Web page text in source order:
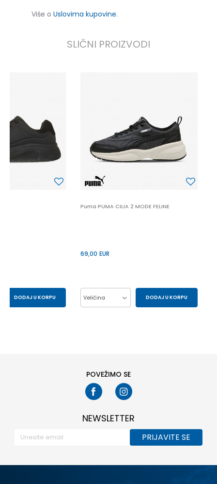
Više o Uslovima kupovine.
SLIČNI PROIZVODI
DODAJ U KORPU
Puma PUMA CILIA 2 MODE FELINE
69,00 EUR
Veličina DODAJ U KORPU
POVEŽIMO SE
NEWSLETTER
PRIJAVITE SE